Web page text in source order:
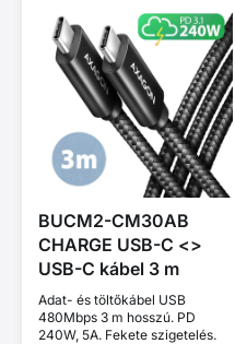
BUCM2-CM30AB
CHARGE USB-C <>
USB-C kábel 3 m
Adat- és töltőkábel USB
480Mbps 3 m hosszú. PD
240W, 5A. Fekete szigetelés.